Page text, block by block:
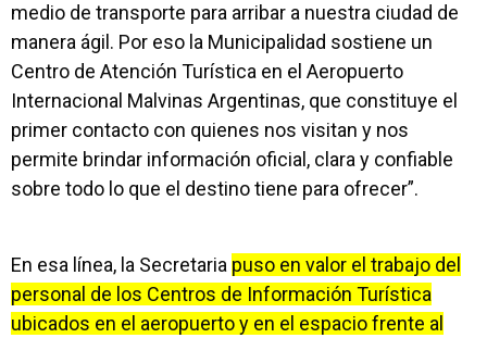
medio de transporte para arribar a nuestra ciudad de
manera ágil. Por eso la Municipalidad sostiene un
Centro de Atención Turística en el Aeropuerto
Internacional Malvinas Argentinas, que constituye el
primer contacto con quienes nos visitan y nos
permite brindar información oficial, clara y confiable
sobre todo lo que el destino tiene para ofrecer”.
En esa línea, la Secretaria puso en valor el trabajo del
personal de los Centros de Información Turística
ubicados en el aeropuerto y en el espacio frente al